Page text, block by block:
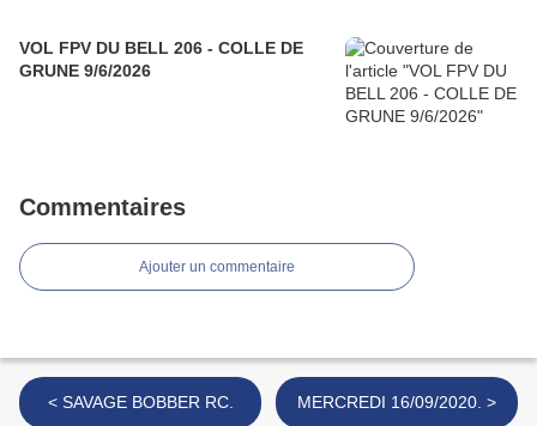
VOL FPV DU BELL 206 - COLLE DE
GRUNE 9/6/2026
Commentaires
Ajouter un commentaire
< SAVAGE BOBBER RC. MERCREDI 16/09/2020. >